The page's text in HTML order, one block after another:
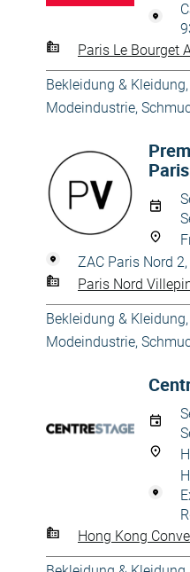
Paris Le Bourget
Bekleidung & Kleidung,
Modeindustrie,
Paris
ZAC Paris Nord
Paris Nord
Bekleidung & Kleidung,
Modeindustrie,
Hong Kong